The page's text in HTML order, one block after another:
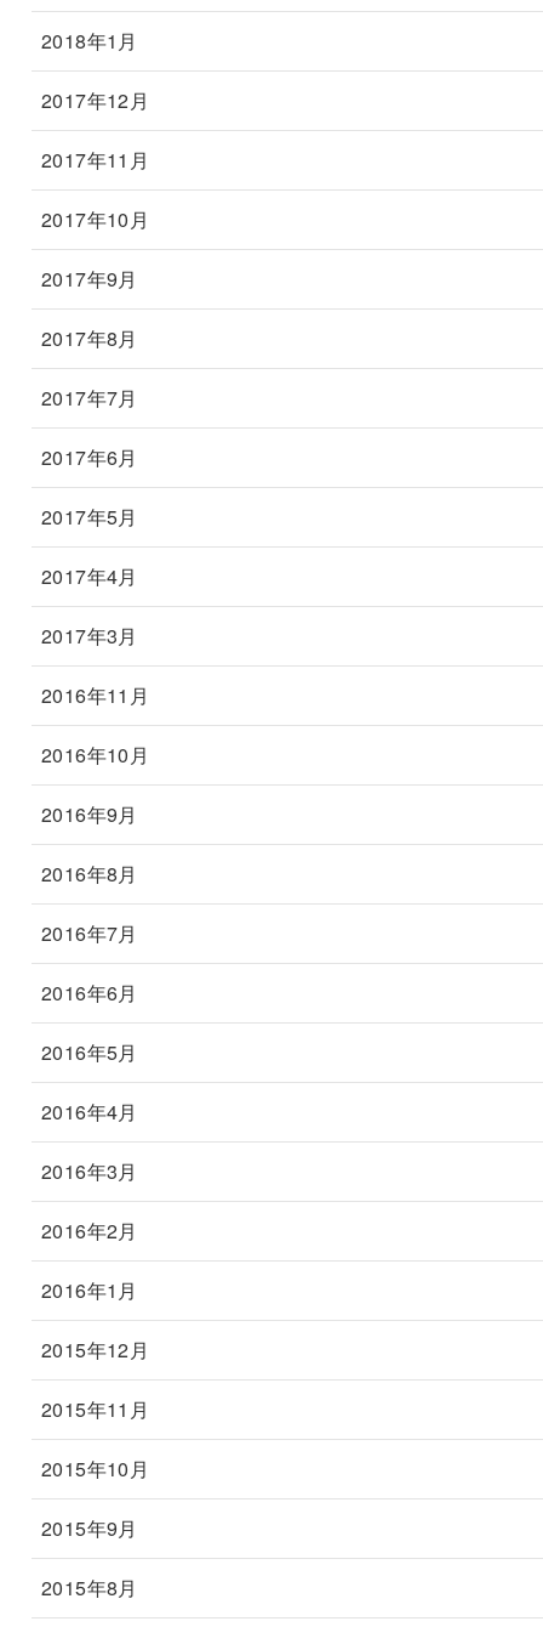
2018年1月
2017年12月
2017年11月
2017年10月
2017年9月
2017年8月
2017年7月
2017年6月
2017年5月
2017年4月
2017年3月
2016年11月
2016年10月
2016年9月
2016年8月
2016年7月
2016年6月
2016年5月
2016年4月
2016年3月
2016年2月
2016年1月
2015年12月
2015年11月
2015年10月
2015年9月
2015年8月